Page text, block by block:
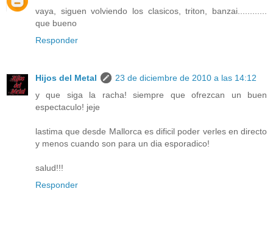
vaya, siguen volviendo los clasicos, triton, banzai............
que bueno
Responder
Hijos del Metal
23 de diciembre de 2010 a las 14:12
y que siga la racha! siempre que ofrezcan un buen
espectaculo! jeje
lastima que desde Mallorca es dificil poder verles en directo
y menos cuando son para un dia esporadico!
salud!!!
Responder